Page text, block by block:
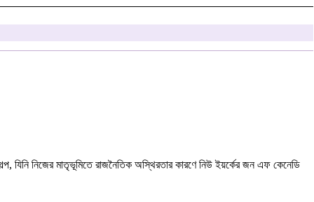
যিনি নিজের মাতৃভূমিতে রাজনৈতিক অস্থিরতার কারণে নিউ ইয়র্কের জন এফ কেনেডি